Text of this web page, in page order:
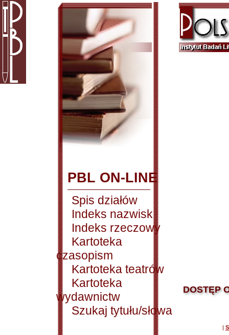
PBL ON-LINE
Spis działów
Indeks nazwisk
Indeks rzeczowy
Kartoteka
czasopism
Kartoteka teatrów
Kartoteka
wydawnictw
Szukaj tytułu/słowa
DOSTĘP
|